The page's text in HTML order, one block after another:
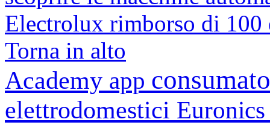
Electrolux rimborso di 100
Torna in alto
Academy app
elettrodomestici